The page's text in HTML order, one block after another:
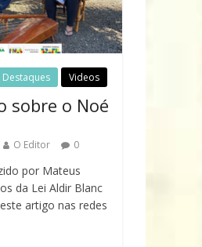
Destaques Videos
sobre o Noé
O Editor 0
por Mateus
da Lei Aldir Blanc
artigo nas redes